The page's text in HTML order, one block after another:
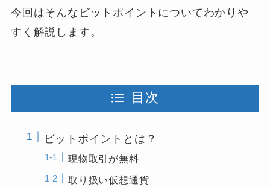
今回はそんなビットポイントについてわかりや
すく解説します。
目次
ビットポイントとは？
現物取引が無料
取り扱い仮想通貨